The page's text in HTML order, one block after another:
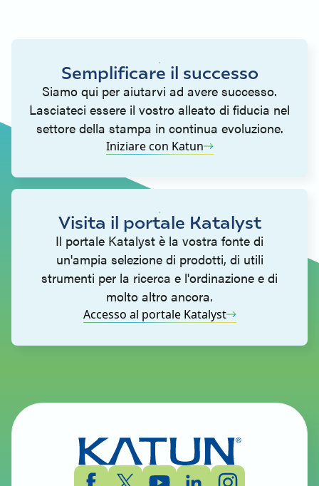
Semplificare il successo
Siamo qui per aiutarvi ad avere successo.
Lasciateci essere il vostro alleato di fiducia nel
settore della stampa in continua evoluzione.
Iniziare con Katun
Visita il portale Katalyst
Il portale Katalyst è la vostra fonte di
un'ampia selezione di prodotti, di utili
strumenti per la ricerca e l'ordinazione e di
molto altro ancora.
Accesso al portale Katalyst